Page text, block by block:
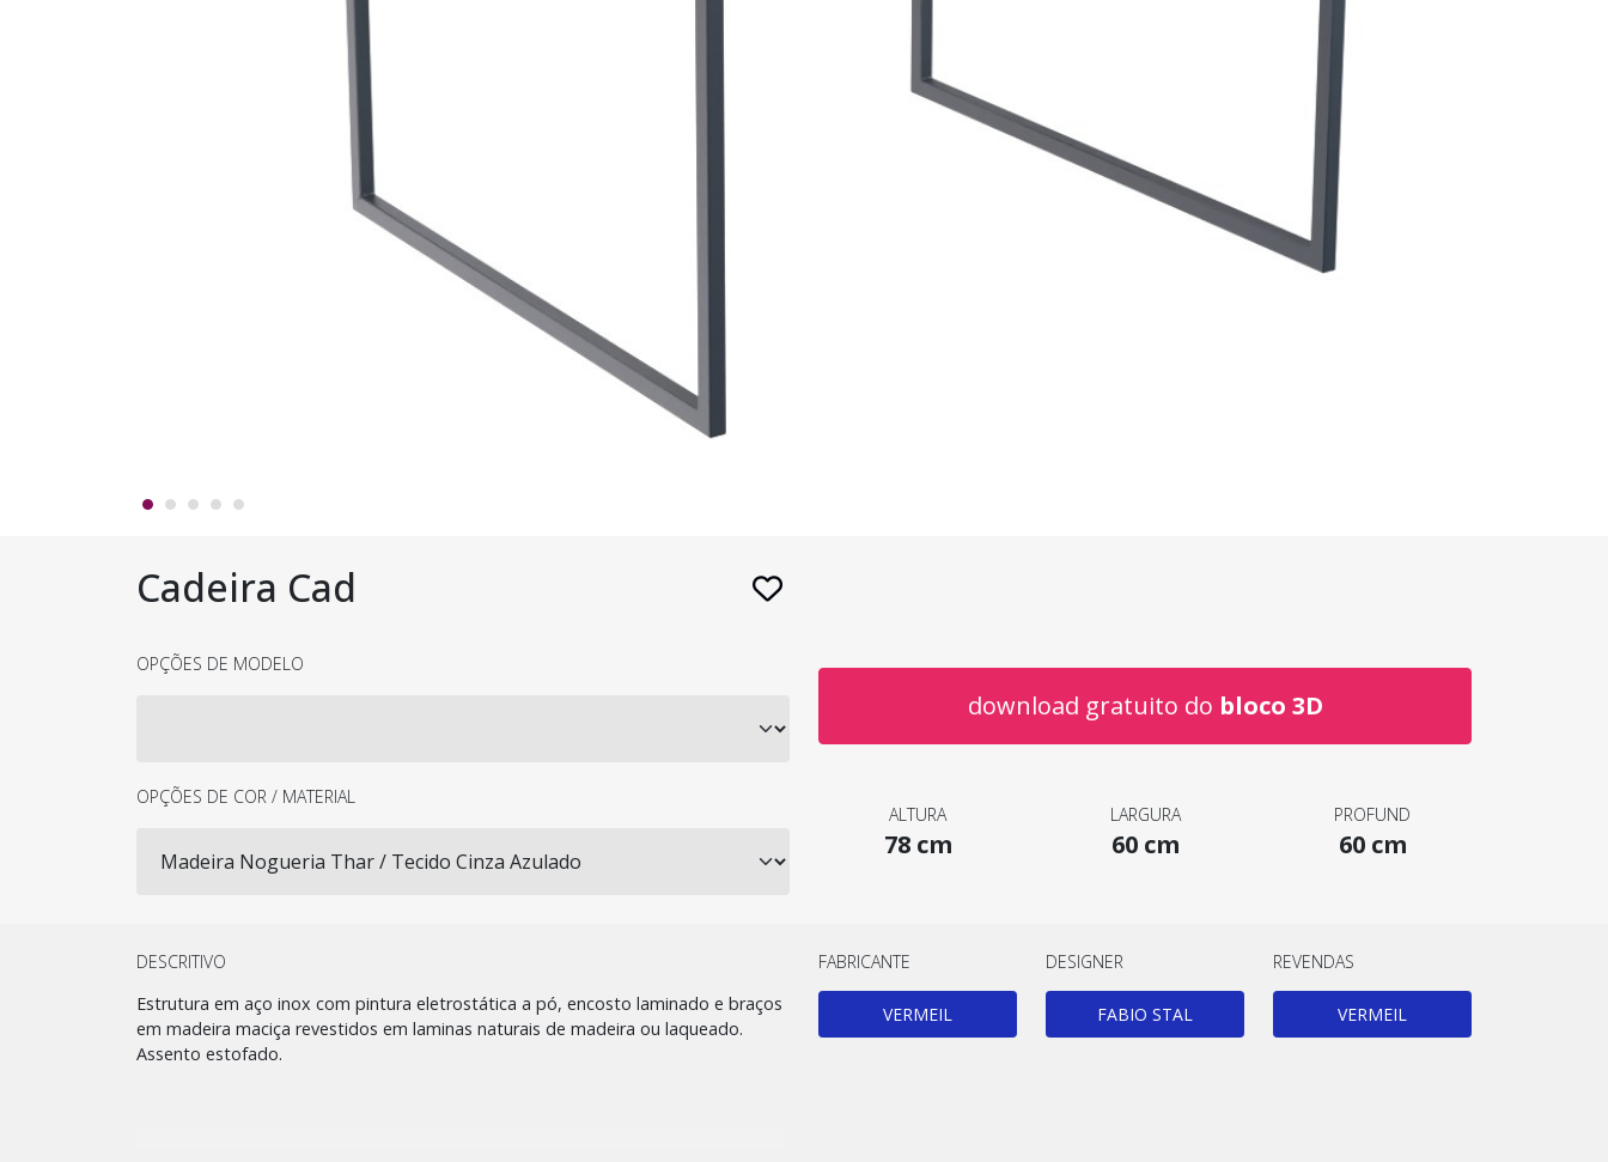
Cadeira Cad
OPÇÕES DE MODELO
OPÇÕES DE COR / MATERIAL
download gratuito do bloco 3D
ALTURA
78 cm
LARGURA
60 cm
PROFUND
60 cm
DESCRITIVO
Estrutura em aço inox com pintura eletrostática a pó, encosto laminado e braços
em madeira maciça revestidos em laminas naturais de madeira ou laqueado.
Assento estofado.
FABRICANTE
VERMEIL
DESIGNER
FABIO STAL
REVENDAS
VERMEIL